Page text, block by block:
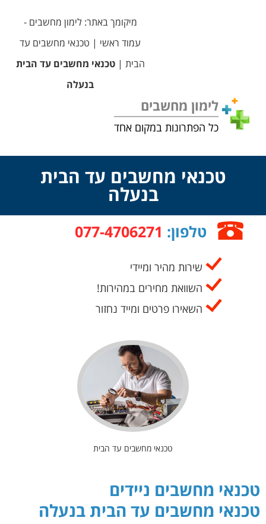
מיקומך באתר:לימון מחשבים -
עמוד ראשי | טכנאי מחשבים עד
הבית |טכנאי מחשבים עד הבית
בנעלה
לימון מחשבים
כל הפתרונות במקום אחד
טכנאי מחשבים עד הבית
בנעלה
טלפון:
שירות מהיר ומיידי
השוואת מחירים במהירות!
השאירו פרטים ומייד נחזור
טכנאי מחשבים עד הבית
טכנאי מחשבים ניידים
טכנאי מחשבים עד הבית בנעלה